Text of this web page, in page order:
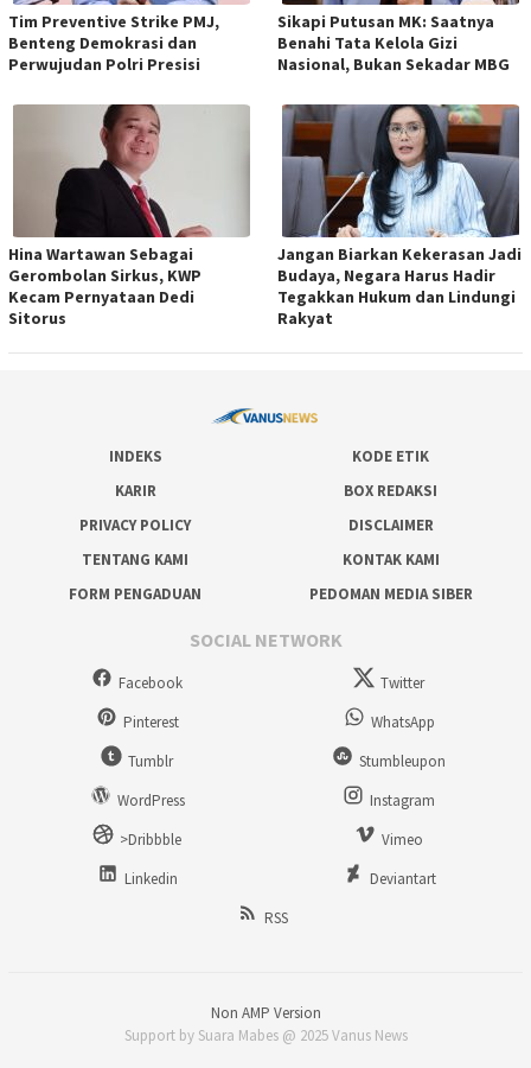
Tim Preventive Strike PMJ,
Benteng Demokrasi dan
Perwujudan Polri Presisi
Sikapi Putusan MK: Saatnya
Benahi Tata Kelola Gizi
Nasional, Bukan Sekadar MBG
Hina Wartawan Sebagai
Gerombolan Sirkus, KWP
Kecam Pernyataan Dedi
Sitorus
Jangan Biarkan Kekerasan Jadi
Budaya, Negara Harus Hadir
Tegakkan Hukum dan Lindungi
Rakyat
INDEKS
KODE ETIK
KARIR
BOX REDAKSI
PRIVACY POLICY
DISCLAIMER
TENTANG KAMI
KONTAK KAMI
FORM PENGADUAN
PEDOMAN MEDIA SIBER
SOCIAL NETWORK
Facebook
Twitter
Pinterest
WhatsApp
Tumblr
Stumbleupon
WordPress
Instagram
>Dribbble
Vimeo
Linkedin
Deviantart
RSS
Non AMP Version
Support by Suara Mabes @ 2025 Vanus News